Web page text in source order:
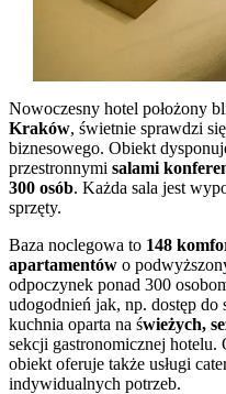
Nowoczesny hotel położony
Kraków, świetnie sprawdzi
biznesowego. Obiekt
przestronnymi salami
300 osób. Każda sala jest
sprzęty.
Baza noclegowa to 148
apartamentów o
odpoczynek ponad 300
udogodnień jak, np. dostęp
kuchnia oparta na świeżych,
sekcji gastronomicznej hotelu.
obiekt oferuje także usługi
indywidualnych potrzeb.